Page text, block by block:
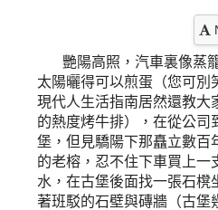
艷陽高照，汽車裏像蒸
太陽曬得可以煎蛋（您可別
現代人生活指南居然還教大
的熱度烤牛排），在從公司
堡，但見驕陽下那矗立數百
的老榕，忍不住下車買上一
水，在古堡後面找一張石櫈
著班駁的石壁與磚牆（古堡